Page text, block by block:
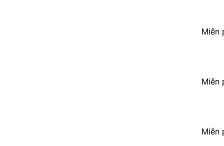
Miễn
Miễn
Miễn